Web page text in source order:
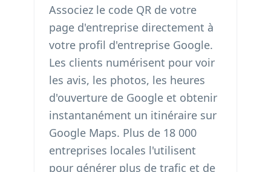
Associez le code QR de votre
page d'entreprise directement à
votre profil d'entreprise Google.
Les clients numérisent pour voir
les avis, les photos, les heures
d'ouverture de Google et obtenir
instantanément un itinéraire sur
Google Maps. Plus de 18 000
entreprises locales l'utilisent
pour générer plus de trafic et de